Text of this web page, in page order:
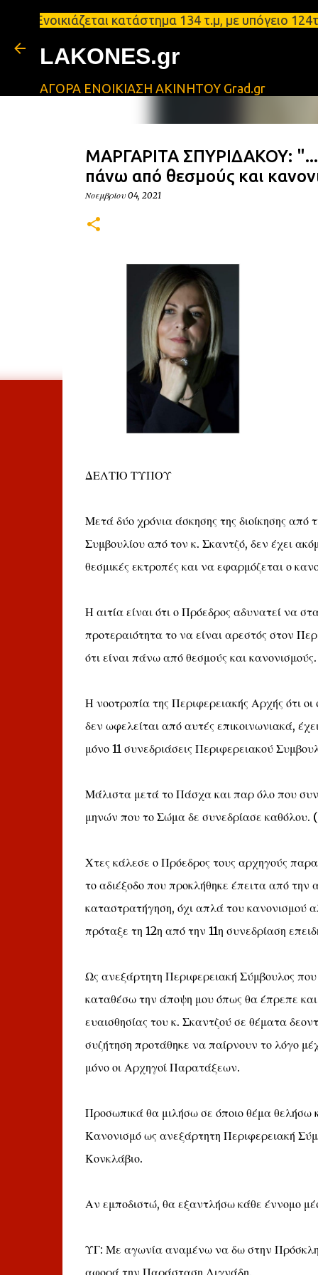
κατάστημα 134 τ.μ, με υπόγειο
LAKONES.gr
ΑΓΟΡΑ ΕΝΟΙΚΙΑΣΗ ΑΚΙΝΗΤΟΥ Grad.gr
ΜΑΡΓΑΡΙΤΑ ΣΠΥΡΙΔΑΚΟΥ:
πάνω από θεσμούς και
Νοεμβρίου 04, 2021
ΔΕΛΤΙΟ ΤΥΠΟΥ
Μετά δύο χρόνια άσκησης της διοίκησης
Συμβουλίου από τον κ. Σκαντζό, δεν έχει
θεσμικές εκτροπές και να εφαρμόζεται ο
Η αιτία είναι ότι ο Πρόεδρος αδυνατεί να
προτεραιότητα το να είναι αρεστός στον
ότι είναι πάνω από θεσμούς και κανονισμούς.
Η νοοτροπία της Περιφερειακής Αρχής ότι
δεν ωφελείται από αυτές επικοινωνιακά,
μόνο 11 συνεδριάσεις Περιφερειακού
Μάλιστα μετά το Πάσχα και παρ όλο που
μηνών που το Σώμα δε συνεδρίασε καθόλου.
Χτες κάλεσε ο Πρόεδρος τους αρχηγούς
το αδιέξοδο που προκλήθηκε έπειτα από
καταστρατήγηση, όχι απλά του κανονισμού
πρόταξε τη 12η από την 11η συνεδρίαση
Ως ανεξάρτητη Περιφερειακή Σύμβουλος
καταθέσω την άποψη μου όπως θα έπρεπε
ευαισθησίας του κ. Σκαντζού σε θέματα
συζήτηση προτάθηκε να παίρνουν το λόγο
μόνο οι Αρχηγοί Παρατάξεων.
Προσωπικά θα μιλήσω σε όποιο θέμα
Κανονισμό ως ανεξάρτητη Περιφερειακή
Κονκλάβιο.
Αν εμποδιστώ, θα εξαντλήσω κάθε έννομο
ΥΓ: Με αγωνία αναμένω να δω στην